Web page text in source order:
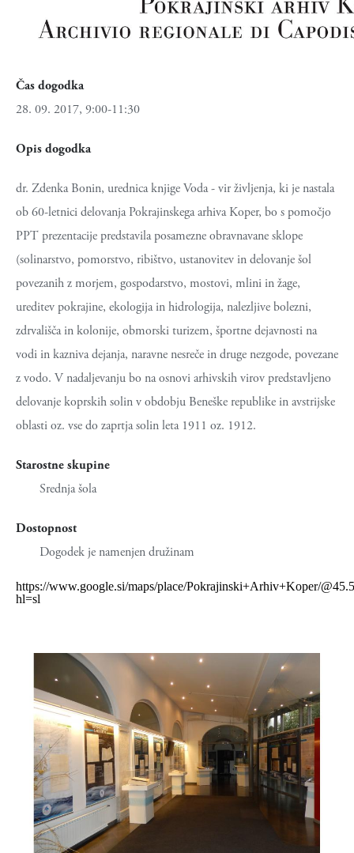
Čas dogodka
28. 09. 2017, 9:00-11:30
Opis dogodka
dr. Zdenka Bonin, urednica knjige Voda - vir življenja, ki je nastala
ob 60-letnici delovanja Pokrajinskega arhiva Koper, bo s pomočjo
PPT prezentacije predstavila posamezne obravnavane sklope
(solinarstvo, pomorstvo, ribištvo, ustanovitev in delovanje šol
povezanih z morjem, gospodarstvo, mostovi, mlini in žage,
ureditev pokrajine, ekologija in hidrologija, nalezljive bolezni,
zdrvališča in kolonije, obmorski turizem, športne dejavnosti na
vodi in kazniva dejanja, naravne nesreče in druge nezgode, povezane
z vodo. V nadaljevanju bo na osnovi arhivskih virov predstavljeno
delovanje koprskih solin v obdobju Beneške republike in avstrijske
oblasti oz. vse do zaprtja solin leta 1911 oz. 1912.
Starostne skupine
Srednja šola
Dostopnost
Dogodek je namenjen družinam
https://www.google.si/maps/place/Pokrajinski+Arhiv+Koper/
hl=sl